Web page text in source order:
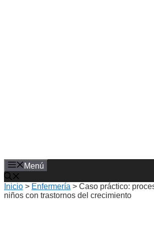
Menú
Inicio > Enfermería > Caso práctico:
niños con trastornos del crecimiento